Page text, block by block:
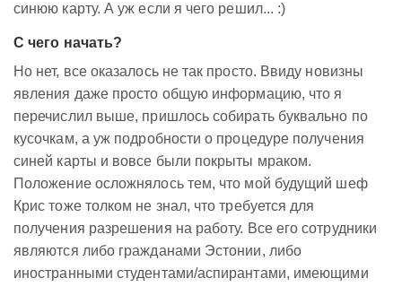
синюю карту. А уж если я чего решил... :)
С чего начать?
Но нет, все оказалось не так просто. Ввиду новизны
явления даже просто общую информацию, что я
перечислил выше, пришлось собирать буквально по
кусочкам, а уж подробности о процедуре получения
синей карты и вовсе были покрыты мраком.
Положение осложнялось тем, что мой будущий шеф
Крис тоже толком не знал, что требуется для
получения разрешения на работу. Все его сотрудники
являются либо гражданами Эстонии, либо
иностранными студентами/аспирантами, имеющими